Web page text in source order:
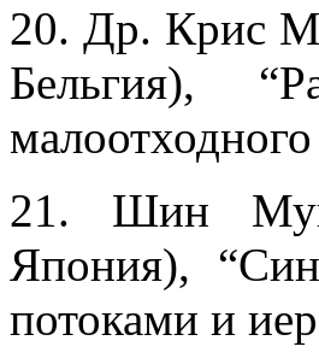
20. Др. Крис
Бельгия),
21. Шин
Япония),
потоками и